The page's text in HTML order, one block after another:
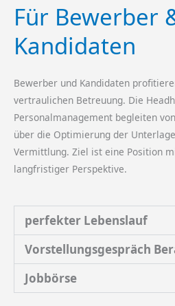
Für Bewerber
Kandidaten
Bewerber und Kandidaten
vertraulichen Betreuung. Die
Personalmanagement begleiten
über die Optimierung der
Vermittlung. Ziel ist eine Position
langfristiger Perspektive.
perfekter Lebenslauf
Vorstellungsgespräch
Jobbörse